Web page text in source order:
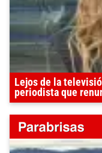
Lejos de la
periodista que